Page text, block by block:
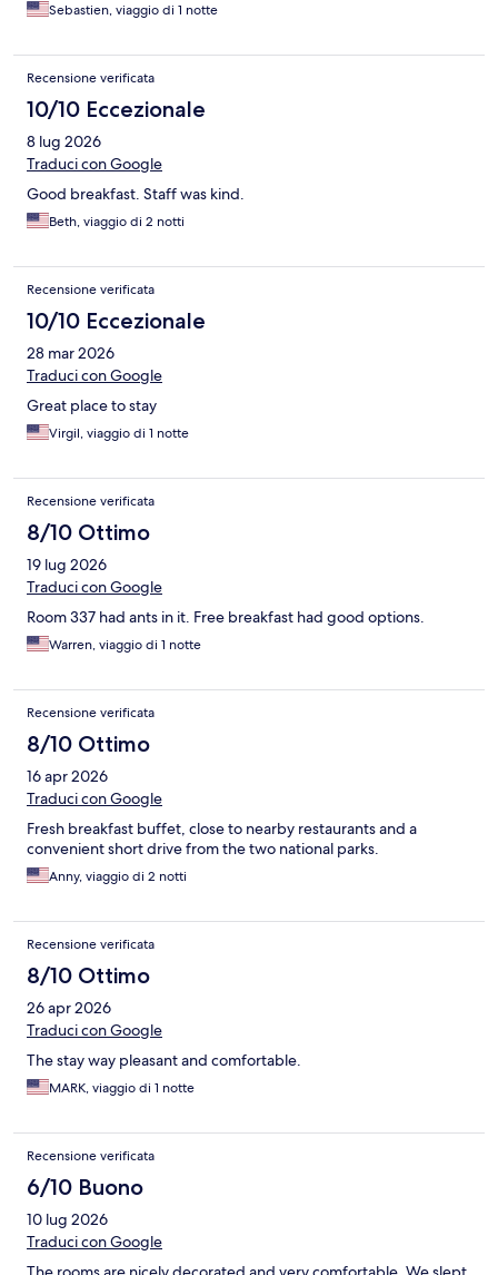
Sebastien, viaggio di 1 notte
Recensione verificata
10/10 Eccezionale
8 lug 2026
Traduci con Google
Good breakfast. Staff was kind.
Beth, viaggio di 2 notti
Recensione verificata
10/10 Eccezionale
28 mar 2026
Traduci con Google
Great place to stay
Virgil, viaggio di 1 notte
Recensione verificata
8/10 Ottimo
19 lug 2026
Traduci con Google
Room 337 had ants in it. Free breakfast had good options.
Warren, viaggio di 1 notte
Recensione verificata
8/10 Ottimo
16 apr 2026
Traduci con Google
Fresh breakfast buffet, close to nearby restaurants and a
convenient short drive from the two national parks.
Anny, viaggio di 2 notti
Recensione verificata
8/10 Ottimo
26 apr 2026
Traduci con Google
The stay way pleasant and comfortable.
MARK, viaggio di 1 notte
Recensione verificata
6/10 Buono
10 lug 2026
Traduci con Google